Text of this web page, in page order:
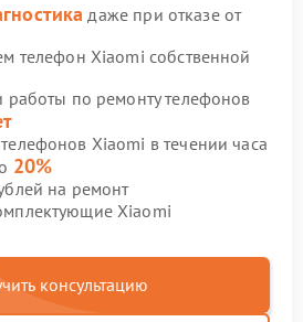
даже при отказе от
телефон Xiaomi собственной
работы по ремонту телефонов
Xiaomi в течении часа
20%
на ремонт
Xiaomi
консультацию